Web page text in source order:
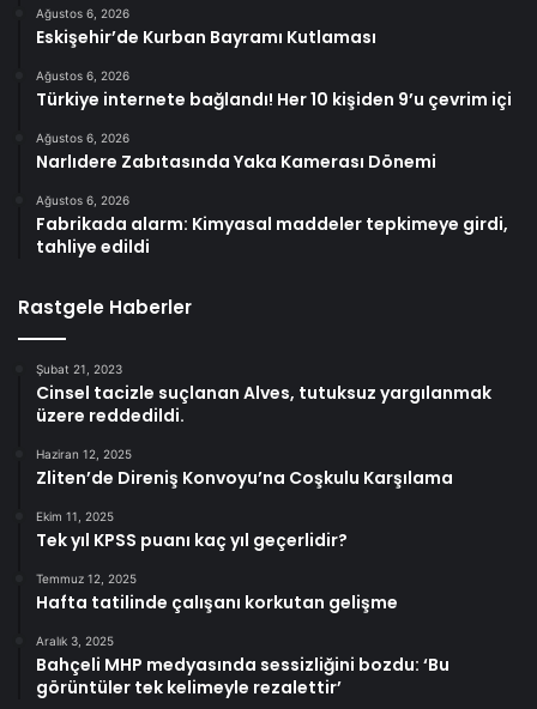
Ağustos 6, 2026
Eskişehir’de Kurban Bayramı Kutlaması
Ağustos 6, 2026
Türkiye internete bağlandı! Her 10 kişiden 9’u çevrim içi
Ağustos 6, 2026
Narlıdere Zabıtasında Yaka Kamerası Dönemi
Ağustos 6, 2026
Fabrikada alarm: Kimyasal maddeler tepkimeye girdi,
tahliye edildi
Rastgele Haberler
Şubat 21, 2023
Cinsel tacizle suçlanan Alves, tutuksuz yargılanmak
üzere reddedildi.
Haziran 12, 2025
Zliten’de Direniş Konvoyu’na Coşkulu Karşılama
Ekim 11, 2025
Tek yıl KPSS puanı kaç yıl geçerlidir?
Temmuz 12, 2025
Hafta tatilinde çalışanı korkutan gelişme
Aralık 3, 2025
Bahçeli MHP medyasında sessizliğini bozdu: ‘Bu
görüntüler tek kelimeyle rezalettir’